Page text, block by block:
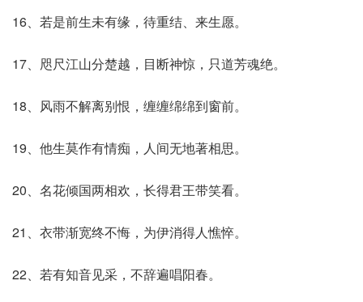
16、若是前生未有缘，待重结、来生愿。
17、咫尺江山分楚越，目断神惊，只道芳魂绝。
18、风雨不解离别恨，缠缠绵绵到窗前。
19、他生莫作有情痴，人间无地著相思。
20、名花倾国两相欢，长得君王带笑看。
21、衣带渐宽终不悔，为伊消得人憔悴。
22、若有知音见采，不辞遍唱阳春。